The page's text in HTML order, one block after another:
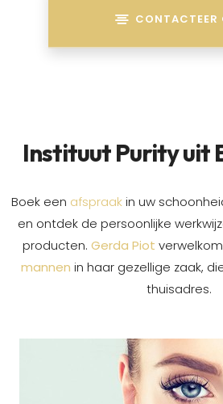
CONTACTEER
Instituut Purity uit
Boek een afspraakin uw
en ontdek de persoonlijke
producten. Gerda Piot
mannen in haar gezellige zaak,
thuisadres.